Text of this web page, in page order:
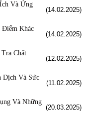
Và Ứng
(14.02.2025)
Điểm Khác
(14.02.2025)
Chất
(12.02.2025)
Dịch Và Sức
(11.02.2025)
Và Những
(20.03.2025)